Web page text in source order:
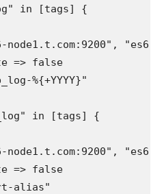
in [tags] {
node1.t.com:9200", "es6-
=> false
%{+YYYY}"
in [tags] {
node1.t.com:9200", "es6-
=> false
alias"